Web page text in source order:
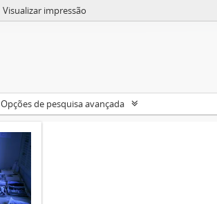
Visualizar impressão
Opções de pesquisa avançada